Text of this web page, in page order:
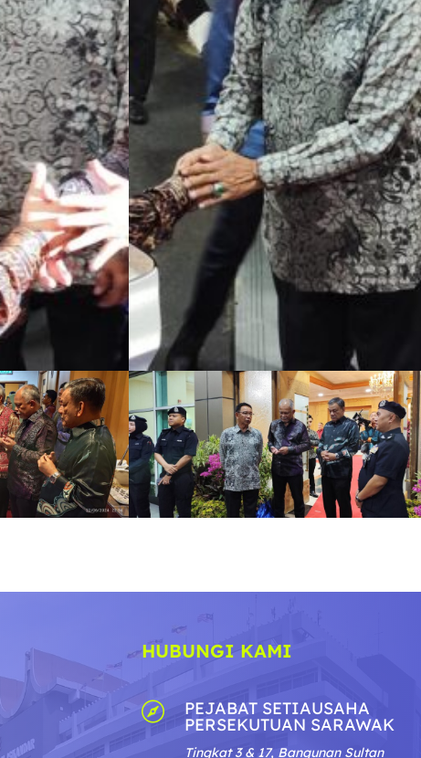
HUBUNGI KAMI
 PEJABAT SETIAUSAHA
PERSEKUTUAN SARAWAK
Tingkat 3 & 17, Bangunan Sultan